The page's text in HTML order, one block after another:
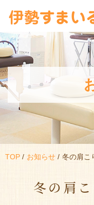
TOP お知らせ 冬の肩こ
冬の肩